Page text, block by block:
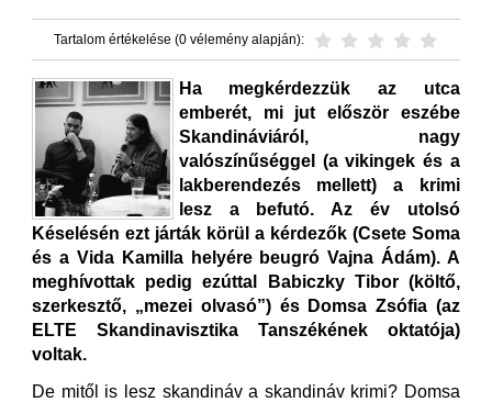
Tartalom értékelése (0 vélemény alapján):
Ha megkérdezzük az utca
emberét, mi jut először eszébe
Skandináviáról, nagy
valószínűséggel (a vikingek és a
lakberendezés mellett) a krimi
lesz a befutó. Az év utolsó
Késelésén ezt járták körül a kérdezők (Csete Soma
és a Vida Kamilla helyére beugró Vajna Ádám). A
meghívottak pedig ezúttal Babiczky Tibor (költő,
szerkesztő, „mezei olvasó”) és Domsa Zsófia (az
ELTE Skandinavisztika Tanszékének oktatója)
voltak.
De mitől is lesz skandináv a skandináv krimi? Domsa